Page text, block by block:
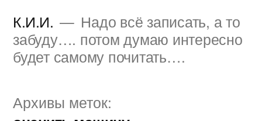
содержимому
К.И.И.
Надо всё записать, а то
забуду…. потом думаю интересно
будет самому почитать….
Архивы меток: